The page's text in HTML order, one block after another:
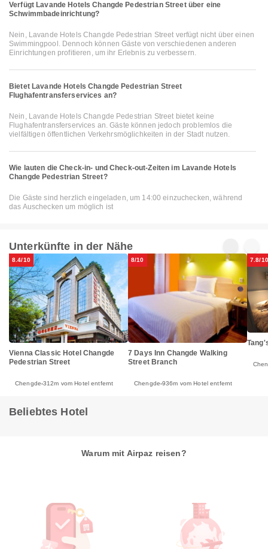
Verfügt Lavande Hotels Changde Pedestrian Street über eine
Schwimmbadeinrichtung?
Nein, Lavande Hotels Changde Pedestrian Street verfügt nicht über einen
Swimmingpool. Dennoch können Gäste von verschiedenen anderen
Einrichtungen profitieren, um ihr Erlebnis zu verbessern.
Bietet Lavande Hotels Changde Pedestrian Street
Flughafentransferservices an?
Nein, Lavande Hotels Changde Pedestrian Street bietet keine
Flughafentransferservices an. Gäste können jedoch problemlos die
vielfältigen öffentlichen Verkehrsmöglichkeiten in der Stadt nutzen.
Wie lauten die Check-in- und Check-out-Zeiten im Lavande Hotels
Changde Pedestrian Street?
Die Gäste sind herzlich eingeladen, um 14:00 einzuchecken, während
das Auschecken um möglich ist
Unterkünfte in der Nähe
8.4/10
Vienna Classic Hotel Changde
Pedestrian Street
Chengde 312m vom Hotel entfernt
8/10
7 Days Inn Changde Walking
Street Branch
Chengde 936m vom Hotel entfernt
7.8/10
Beliebtes Hotel
Warum mit Airpaz reisen?